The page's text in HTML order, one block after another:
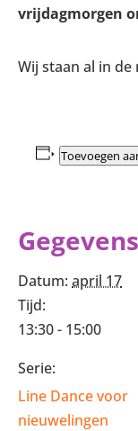
vrijdagmorgen
Wij staan al in
Toevoegen
Gegevens
Datum: april 17
Tijd:
13:30 - 15:00
Serie:
Line Dance voor
nieuwelingen